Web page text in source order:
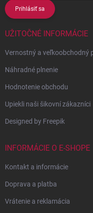
Prihlásiť sa
UŽITOČNÉ INFORMÁCIE
Vernostný a veľkoobchodný
Náhradné plnenie
Hodnotenie obchodu
Upiekli naši šikovní zákazníci
Designed by Freepik
INFORMÁCIE O E-SHOPE
Kontakt a informácie
Doprava a platba
Vrátenie a reklamácia